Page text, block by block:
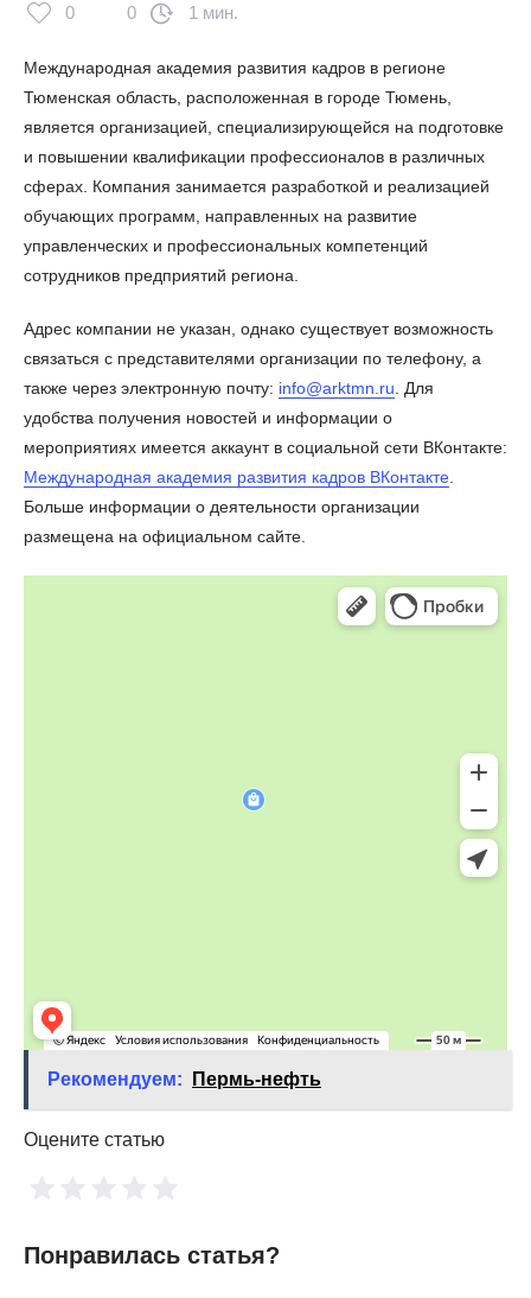
0 0 1 мин.
Международная академия развития кадров в регионе
Тюменская область, расположенная в городе Тюмень,
является организацией, специализирующейся на подготовке
и повышении квалификации профессионалов в различных
сферах. Компания занимается разработкой и реализацией
обучающих программ, направленных на развитие
управленческих и профессиональных компетенций
сотрудников предприятий региона.
Адрес компании не указан, однако существует возможность
связаться с представителями организации по телефону, а
также через электронную почту: info@arktmn.ru . Для
удобства получения новостей и информации о
мероприятиях имеется аккаунт в социальной сети ВКонтакте:
Международная академия развития кадров ВКонтакте
Больше информации о деятельности организации
размещена на официальном сайте.
Рекомендуем: Пермь-нефть
Оцените статью
Понравилась статья?